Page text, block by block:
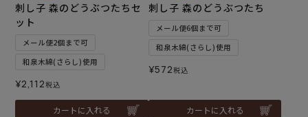
刺し子 森のどうぶつたちセ
ット
メール便2個まで可
和泉木綿(さらし)使用
¥2,112税込
カートに入れる
刺し子 森のどうぶつたち
メール便6個まで可
和泉木綿(さらし)使用
¥572税込
カートに入れる